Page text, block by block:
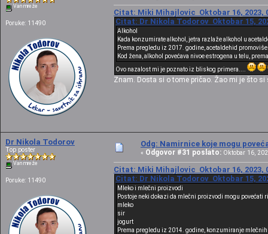
Van mreže
Poruke: 11490
Citat: Miki Mihajlovic Oktobar 16, 2023,
Citat: Dr Nikola Todorov Oktobar 15,
Alkohol
Kada konzumirate alkohol, jetra razlaže alkohol u
Prema pregledu iz 2017. godine, acetaldehid
Kod žena, alkohol povećava nivoe estrogena u telu,
Ovo nazalost mi je poznato iz bliskog primera....
Znam. Dosta si o tome pričao. Žao mi je što
Dr Nikola Todorov
Top poster
Van mreže
Poruke: 11490
Odg: Namirnice koje mogu
« Odgovor #31 poslato: Oktobar 16,
Citat: Miki Mihajlovic Oktobar 16, 2023,
Citat: Dr Nikola Todorov Oktobar 15,
Mleko i mlečni proizvodi
Postoje neki dokazi da mlečni proizvodi mogu
mleko
sir
jogurt
Prema pregledu iz 2014. godine, konzumiranje